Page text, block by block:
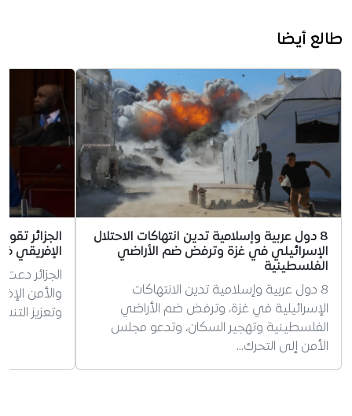
طالع أيضا
8 دول عربية وإسلامية تدين انتهاكات الاحتلال
الإسرائيلي في غزة وترفض ضم الأراضي
الفلسطينية
8 دول عربية وإسلامية تدين الانتهاكات
الإسرائيلية في غزة، وترفض ضم الأراضي
الفلسطينية وتهجير السكان، وتدعو مجلس
الأمن إلى التحرك…
الجزائر
الإفريقي
الجزائر
والأمن
وتعزيز